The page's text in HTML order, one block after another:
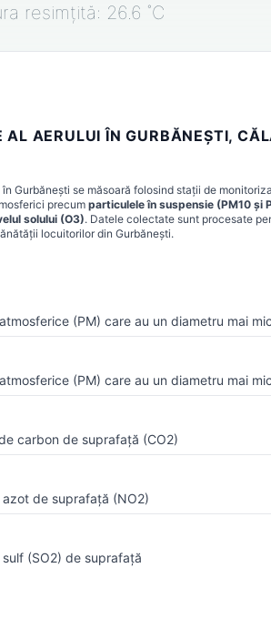
resimțită: 26.6 ˚C
AL AERULUI ÎN GURBĂNEŞTI,
în Gurbăneşti se măsoară folosind stații de
precum particulele în suspensie (PM10 și
solului (O3). Datele colectate sunt procesate
locuitorilor din Gurbăneşti.
(PM) care au un diametru mai
(PM) care au un diametru mai
carbon de suprafață (CO2)
de suprafață (NO2)
(SO2) de suprafață